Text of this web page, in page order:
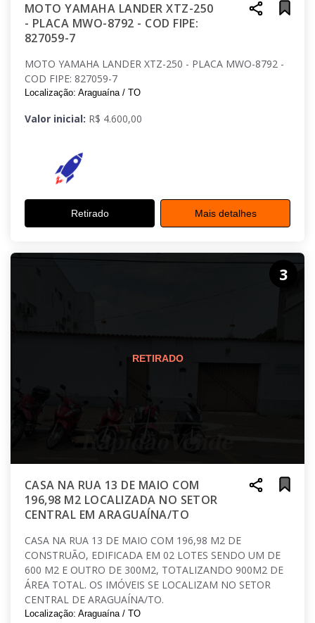
MOTO YAMAHA LANDER XTZ-250
- PLACA MWO-8792 - COD FIPE:
827059-7
MOTO YAMAHA LANDER XTZ-250 - PLACA MWO-8792 -
COD FIPE: 827059-7
Localização: Araguaína / TO
Valor inicial: R$ 4.600,00
Retirado Mais detalhes
3
CASA NA RUA 13 DE MAIO COM
196,98 M2 LOCALIZADA NO SETOR
CENTRAL EM ARAGUAÍNA/TO
CASA NA RUA 13 DE MAIO COM 196,98 M2 DE
CONSTRUÃO, EDIFICADA EM 02 LOTES SENDO UM DE
600 M2 E OUTRO DE 300M2, TOTALIZANDO 900M2 DE
ÁREA TOTAL. OS IMÓVEIS SE LOCALIZAM NO SETOR
CENTRAL DE ARAGUAÍNA/TO.
Localização: Araguaína / TO